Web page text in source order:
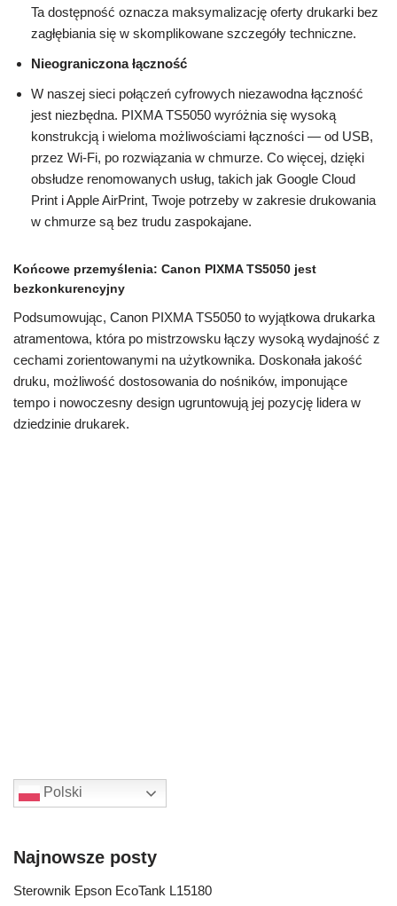
Ta dostępność oznacza maksymalizację oferty drukarki bez
zagłębiania się w skomplikowane szczegóły techniczne.
Nieograniczona łączność
W naszej sieci połączeń cyfrowych niezawodna łączność
jest niezbędna. PIXMA TS5050 wyróżnia się wysoką
konstrukcją i wieloma możliwościami łączności — od USB,
przez Wi-Fi, po rozwiązania w chmurze. Co więcej, dzięki
obsłudze renomowanych usług, takich jak Google Cloud
Print i Apple AirPrint, Twoje potrzeby w zakresie drukowania
w chmurze są bez trudu zaspokajane.
Końcowe przemyślenia: Canon PIXMA TS5050 jest
bezkonkurencyjny
Podsumowując, Canon PIXMA TS5050 to wyjątkowa drukarka
atramentowa, która po mistrzowsku łączy wysoką wydajność z
cechami zorientowanymi na użytkownika. Doskonała jakość
druku, możliwość dostosowania do nośników, imponujące
tempo i nowoczesny design ugruntowują jej pozycję lidera w
dziedzinie drukarek.
Polski
Najnowsze posty
Sterownik Epson EcoTank L15180